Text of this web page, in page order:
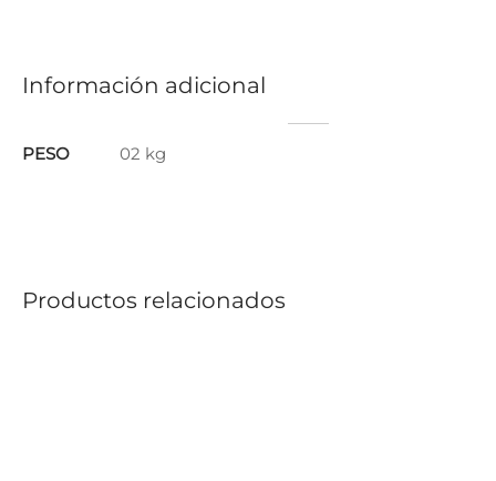
Información adicional
PESO 02 kg
Productos relacionados